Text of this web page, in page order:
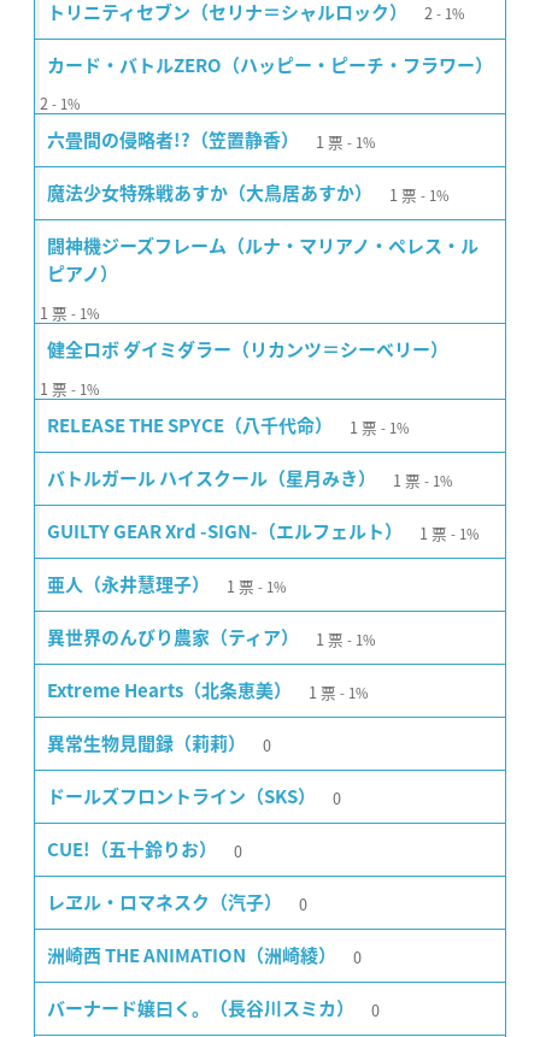
トリニティセブン（セリナ＝シャルロック） 2 1%
カード・バトルZERO（ハッピー・ピーチ・フラワー）
2 1%
六畳間の侵略者!?（笠置静香） 1 票 1%
魔法少女特殊戦あすか（大鳥居あすか） 1 票 1%
闘神機ジーズフレーム（ルナ・マリアノ・ペレス・ル
ピアノ）
1 票 1%
健全ロボ ダイミダラー（リカンツ＝シーベリー）
1 票 1%
RELEASE THE SPYCE（八千代命） 1 票 1%
バトルガール ハイスクール（星月みき） 1 票 1%
GUILTY GEAR Xrd -SIGN-（エルフェルト） 1 票 1%
亜人（永井慧理子） 1 票 1%
異世界のんびり農家（ティア） 1 票 1%
Extreme Hearts（北条恵美） 1 票 1%
異常生物見聞録（莉莉） 0
ドールズフロントライン（SKS） 0
CUE!（五十鈴りお） 0
レヱル・ロマネスク（汽子） 0
洲崎西 THE ANIMATION（洲崎綾） 0
バーナード嬢曰く。（長谷川スミカ） 0